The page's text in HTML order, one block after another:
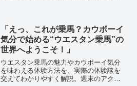
「えっ、これが乗馬？カウボーイ
気分で始める“ウエスタン乗馬”の
世界へようこそ！」
ウエスタン乗馬の魅力やカウボーイ気分
を味わえる体験方法を、実際の体験談を
交えてわかりやすく解説。週末のアクテ